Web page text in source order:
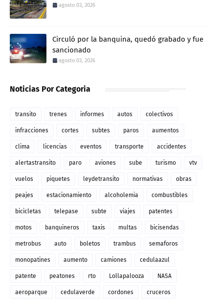
agosto 03, 2026
Circuló por la banquina, quedó grabado y fue
sancionado
agosto 03, 2026
Noticias Por Categoria
transito trenes informes autos colectivos
infracciones cortes subtes paros aumentos
clima licencias eventos transporte accidentes
alertastransito paro aviones sube turismo vtv
vuelos piquetes leydetransito normativas obras
peajes estacionamiento alcoholemia combustibles
bicicletas telepase subte viajes patentes
motos banquineros taxis multas bicisendas
metrobus auto boletos trambus semaforos
monopatines aumento camiones cedulaazul
patente peatones rto Lollapalooza NASA
aeroparque cedulaverde cordones cruceros